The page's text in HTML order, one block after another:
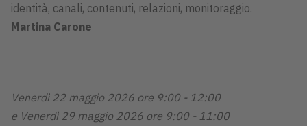
identità, canali, contenuti, relazioni, monitoraggio.
Martina Carone
Venerdì 22 maggio 2026 ore 9:00 - 12:00
e Venerdì 29 maggio 2026 ore 9:00 - 11:00